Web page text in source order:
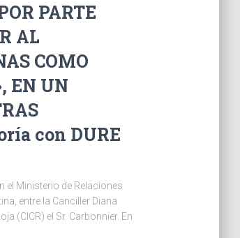
PARTE
AL
COMO
EN UN
con DURE
el Ministerio de Relaciones
entre la Canciller Diana
(CICR) el Sr. Carbonnier. En